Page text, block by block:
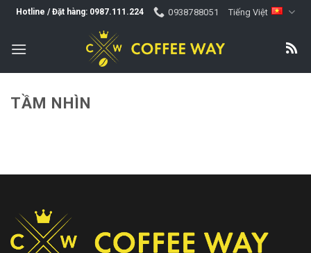
Skip
content
Hotline / Đặt hàng: 0987.111.224 0938788051 Tiếng Việt
TẦM NHÌN